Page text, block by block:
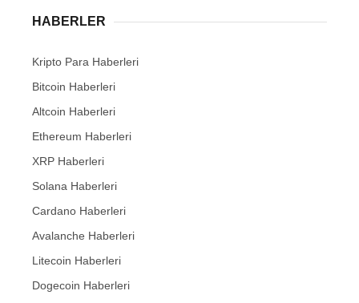
HABERLER
Kripto Para Haberleri
Bitcoin Haberleri
Altcoin Haberleri
Ethereum Haberleri
XRP Haberleri
Solana Haberleri
Cardano Haberleri
Avalanche Haberleri
Litecoin Haberleri
Dogecoin Haberleri